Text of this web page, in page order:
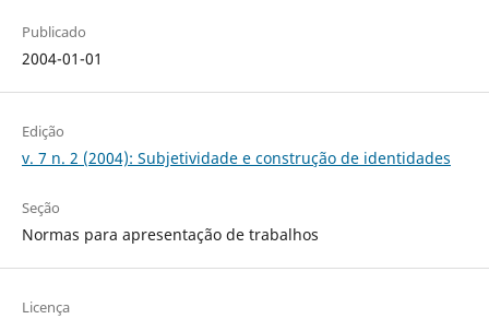
Publicado
2004-01-01
Edição
v. 7 n. 2 (2004): Subjetividade e construção de identidades
Seção
Normas para apresentação de trabalhos
Licença